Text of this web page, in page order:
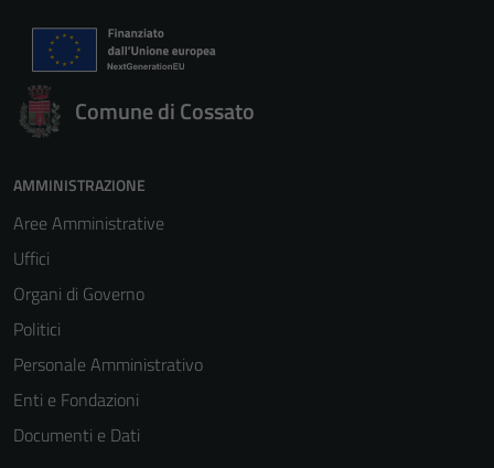
Comune di Cossato
AMMINISTRAZIONE
Aree Amministrative
Uffici
Organi di Governo
Politici
Personale Amministrativo
Enti e Fondazioni
Documenti e Dati